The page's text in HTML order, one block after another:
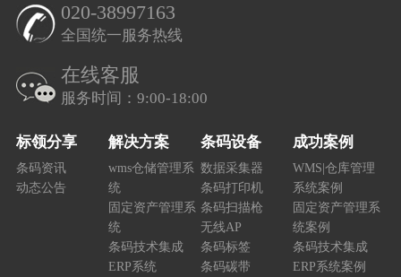
020-38997163
全国统一服务热线
在线客服
服务时间：9:00-18:00
标领分享
条码资讯
动态公告
解决方案
wms仓储管理系
统
固定资产管理系
统
条码技术集成
ERP系统
条码设备
数据采集器
条码打印机
条码扫描枪
无线AP
条码标签
条码碳带
成功案例
WMS|仓库管理
系统案例
固定资产管理系
统案例
条码技术集成
ERP系统案例